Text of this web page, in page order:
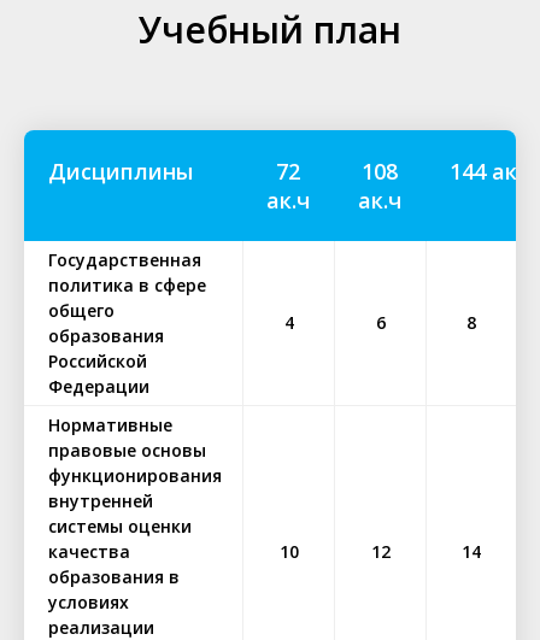
Учебный план
Дисциплины
72
ак.ч
108
ак.ч
144 ак.ч
Государственная
политика в сфере
общего
образования
Российской
Федерации
4 6 8
Нормативные
правовые основы
функционирования
внутренней
системы оценки
качества
образования в
условиях
реализации
10 12 14